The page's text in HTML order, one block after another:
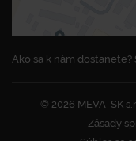
Ako sa k nám dostanete?
© 2026 MEVA-SK
Zásady